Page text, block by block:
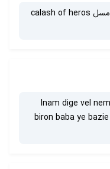
اخه تو عمرت بازی نکردی نظر نده این مسل calash of heros
Inam dige vel
biron baba ye